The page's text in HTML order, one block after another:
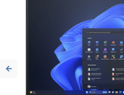
Previous